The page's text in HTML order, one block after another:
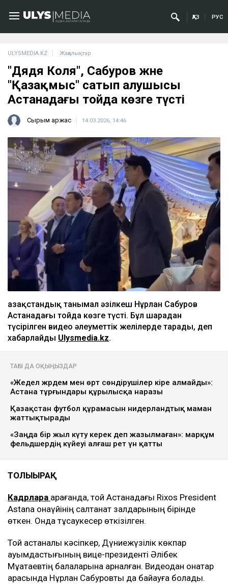
ҚАЗ РУС
ULYSMEDIA.KZ Жаңалықтар
"Дядя Коля", Сабуров және
"Қазақмыс" сатып алушысы
Астанадағы тойда көзге түсті
Сырым Қаржас 14.03.2026, 14:46
Қазақстандық танымал әзілкеш Нұрлан Сабуров
Астанадағы тойда көзге түсті. Бұл шарадан
түсірілген видео әлеуметтік желілерде тарады, деп
хабарлайды Ulysmedia.kz.
ТАҒЫ ДА ОҚЫҢЫЗДАР
«Жедел жәрдем мен өрт сөндірушілер кіре алмайды»:
Астана тұрғындары құрылысқа наразы
Қазақстан футбол құрамасын нидерландтық маман
жаттықтырады
«Заңда бір жыл күту керек деп жазылмаған»: марқұм
фельдшердің күйеуі алғаш рет үн қатты
ТОЛЫҒЫРАҚ
Кадрларға қарағанда, той Астанадағы Rixos President
Astana қонақүйінің салтанат залдарының бірінде
өткен. Онда тұсаукесер өткізілген.
Той астаналық кәсіпкер, Дүниежүзілік көкпар
қауымдастығының вице-президенті Әлібек
Мұқатаевтің балаларына арналған. Видеодан қонақтар
арасында Нұрлан Сабуровты да байқауға болады.